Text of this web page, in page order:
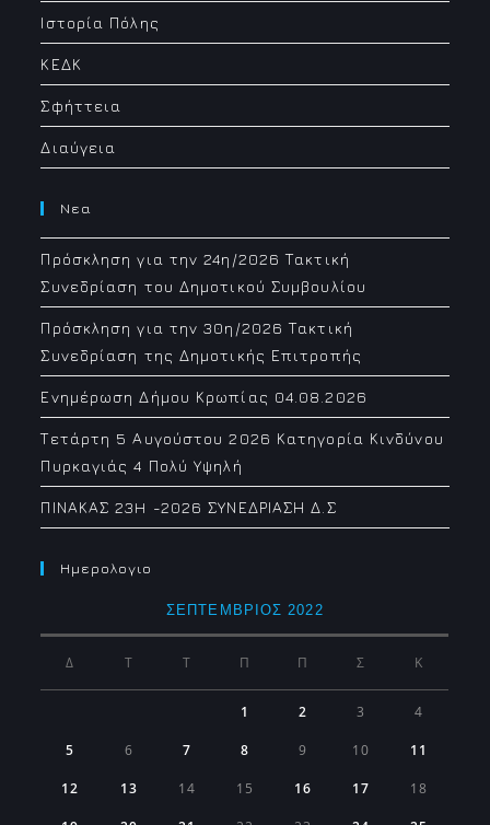
Ιστορία Πόλης
ΚΕΔΚ
Σφήττεια
Διαύγεια
Νεα
Πρόσκληση για την 24η/2026 Τακτική
Συνεδρίαση του Δημοτικού Συμβουλίου
Πρόσκληση για την 30η/2026 Τακτική
Συνεδρίαση της Δημοτικής Επιτροπής
Ενημέρωση Δήμου Κρωπίας 04.08.2026
Τετάρτη 5 Αυγούστου 2026 Κατηγορία Κινδύνου
Πυρκαγιάς 4 Πολύ Υψηλή
ΠΙΝΑΚΑΣ 23H -2026 ΣΥΝΕΔΡΙΑΣΗ Δ.Σ
Ημερολογιο
ΣΕΠΤΈΜΒΡΙΟΣ 2022
Δ Τ Τ Π Π Σ Κ
1 2 3 4
5 6 7 8 9 10 11
12 13 14 15 16 17 18